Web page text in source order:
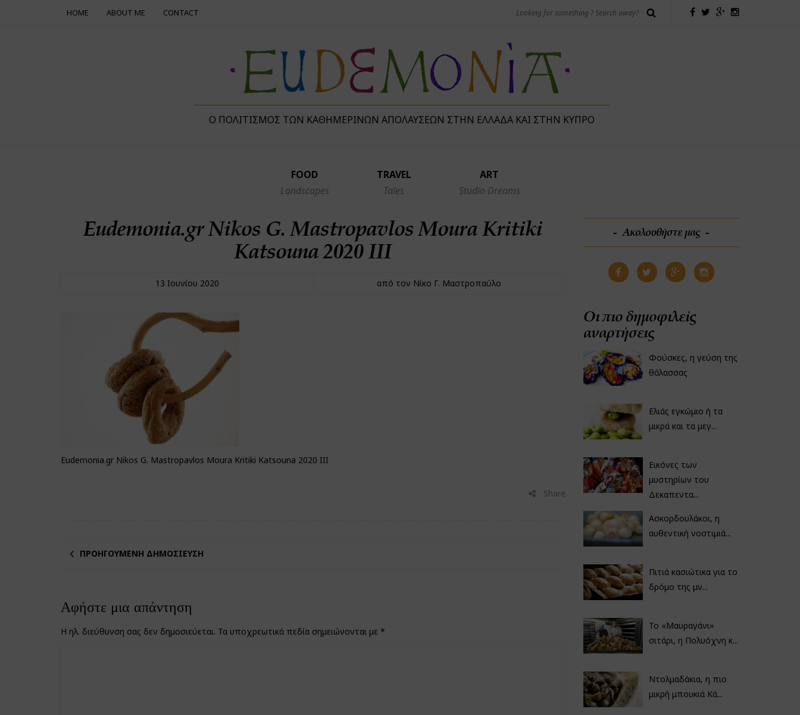
HOME ABOUT ME CONTACT
Ο ΠΟΛΙΤΙΣΜΌΣ ΤΩΝ ΚΑΘΗΜΕΡΙΝΏΝ ΑΠΟΛΑΎΣΕΩΝ ΣΤΗΝ ΕΛΛΆΔΑ ΚΑΙ ΣΤΗΝ ΚΎΠΡΟ
FOOD
Landscapes
TRAVEL
Tales
ART
Studio Dreams
Eudemonia.gr Nikos G. Mastropavlos Moura Kritiki
Katsouna 2020 III
13 Ιουνίου 2020 από τον Νίκο Γ. Μαστροπαύλο
Eudemonia.gr Nikos G. Mastropavlos Moura Kritiki Katsouna 2020 III
Share
ΠΡΟΗΓΟΎΜΕΝΗ ΔΗΜΟΣΊΕΥΣΗ
Αφήστε μια απάντηση
Η ηλ. διεύθυνση σας δεν δημοσιεύεται. Τα υποχρεωτικά πεδία σημειώνονται με *
Ακολουθήστε μας
Οι πιο δημοφιλείς
αναρτήσεις
Φούσκες, η γεύση της
θάλασσας
Ελιάς εγκώμιο ή τα
μικρά και τα μεγ...
Εικόνες των
μυστηρίων του
Δεκαπεντα...
Ασκορδουλάκοι, η
αυθεντική νοστιμιά...
Πιτιά κασιώτικα για το
δρόμο της μν...
Το «Μαυραγάνι»
σιτάρι, η Πολυόχνη κ...
Ντολμαδάκια, η πιο
μικρή μπουκιά Κά...